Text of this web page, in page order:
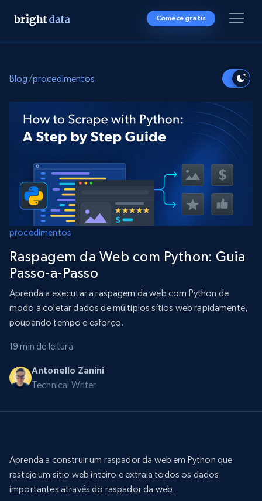
Comece grátis
Blog/procedimentos
procedimentos
Raspagem da Web com Python: Guia
Passo-a-Passo
Aprenda a executar a raspagem da web com Python de
modo a coletar dados de múltiplos sítios web rapidamente,
poupando tempo e esforço.
19 min de leitura
Antonello Zanini
Technical Writer
Aprenda a construir um raspador da web em Python que
rasteje um sítio web inteiro e extraia todos os dados
importantes através do raspador da web.